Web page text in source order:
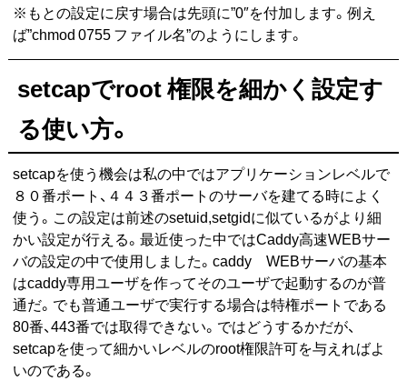
※もとの設定に戻す場合は先頭に”0″を付加します。例え
ば”chmod 0755 ファイル名”のようにします。
setcapでroot 権限を細かく設定す
る使い方。
setcapを使う機会は私の中ではアプリケーションレベルで
８０番ポート、４４３番ポートのサーバを建てる時によく
使う。この設定は前述のsetuid,setgidに似ているがより細
かい設定が行える。最近使った中ではCaddy高速WEBサー
バの設定の中で使用しました。caddy WEBサーバの基本
はcaddy専用ユーザを作ってそのユーザで起動するのが普
通だ。でも普通ユーザで実行する場合は特権ポートである
80番、443番では取得できない。ではどうするかだが、
setcapを使って細かいレベルのroot権限許可を与えればよ
いのである。